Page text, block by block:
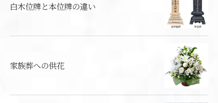
白木位牌と本位牌の違い
家族葬への供花